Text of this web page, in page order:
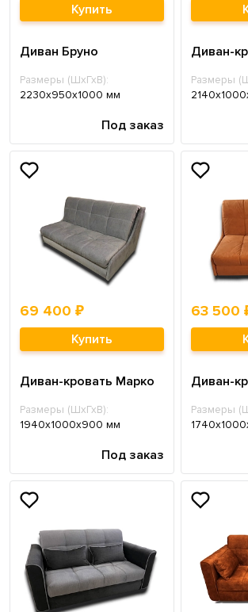
Купить
Диван Бруно
Размеры (ШхГхВ):
2230х950х1000 мм
Под заказ
Диван-
Размеры
69 400 ₽
Купить
Диван-кровать Марко
Размеры (ШхГхВ):
1940х1000х900 мм
Под заказ
63 500
Диван-
Размеры